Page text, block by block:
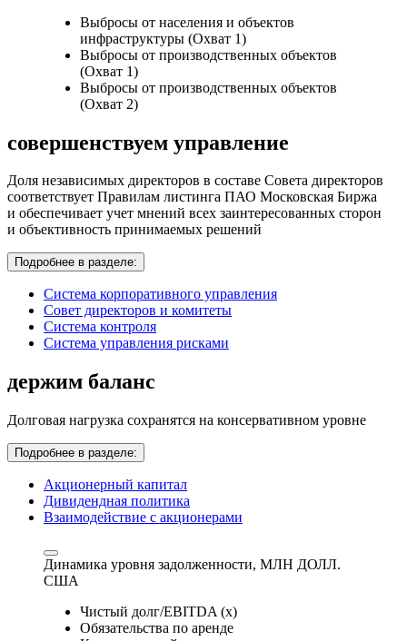
Выбросы от населения и объектов
инфраструктуры (Охват 1)
Выбросы от производственных объектов
(Охват 1)
Выбросы от производственных объектов
(Охват 2)
совершенствуем управление
Доля независимых директоров в составе Совета директоров
соответствует Правилам листинга ПАО Московская Биржа
и обеспечивает учет мнений всех заинтересованных сторон
и объективность принимаемых решений
Подробнее в разделе:
Система корпоративного управления
Совет директоров и комитеты
Система контроля
Система управления рисками
держим баланс
Долговая нагрузка сохранятся на консервативном уровне
Подробнее в разделе:
Акционерный капитал
Дивидендная политика
Взаимодействие с акционерами
Динамика уровня задолженности, МЛН ДОЛЛ.
США
Чистый долг/EBITDA (x)
Обязательства по аренде